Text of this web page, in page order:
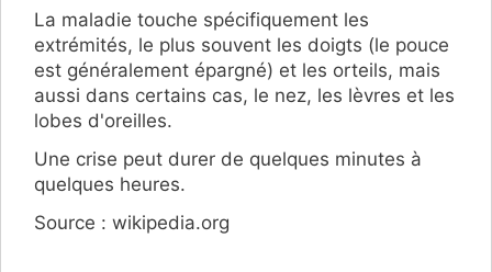
La maladie touche spécifiquement les
extrémités, le plus souvent les doigts (le pouce
est généralement épargné) et les orteils, mais
aussi dans certains cas, le nez, les lèvres et les
lobes d'oreilles.
Une crise peut durer de quelques minutes à
quelques heures.
Source : wikipedia.org